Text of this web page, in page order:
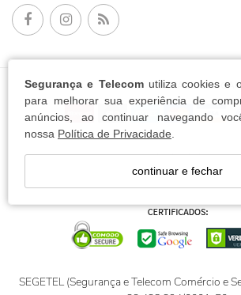
Segurança e Telecomutiliza cookies e
para melhorar sua experiência de
anúncios, ao continuar navegando
nossa Política de Privacidade.
continuar e fechar
FORMAS DE
SEGETEL (Segurança e Telecom Comércio e